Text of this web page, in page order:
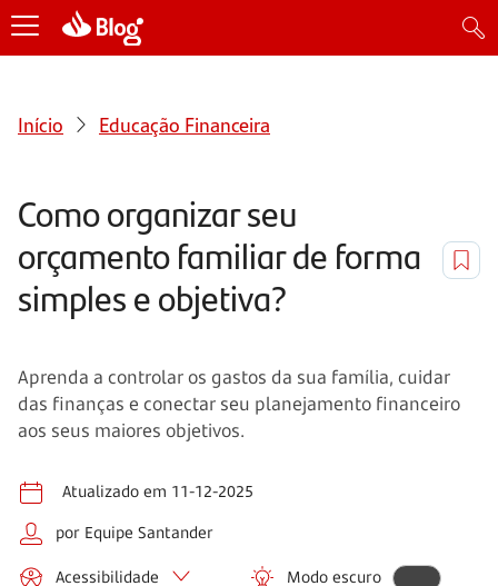
Início Educação Financeira
Como organizar seu
orçamento familiar de forma
simples e objetiva?
Aprenda a controlar os gastos da sua família, cuidar
das finanças e conectar seu planejamento financeiro
aos seus maiores objetivos.
Atualizado em 11-12-2025
por Equipe Santander
Acessibilidade Modo escuro